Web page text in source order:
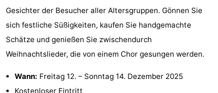
Stadt
der
Diamante
Plätze
im
Zentrum
Gärten
und
Stadtviertel
Gesichter der Besucher aller Altersgruppen. Gönnen Sie
sich festliche Süßigkeiten, kaufen Sie handgemachte
Schätze und genießen Sie zwischendurch
Weihnachtslieder, die von einem Chor gesungen werden.
Wann: Freitag 12. – Sonntag 14. Dezember 2025
Kostenloser Eintritt